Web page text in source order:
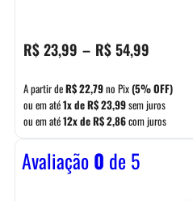
R$23,99 – R$54,99
preço:
R$ 23,99
através
A partir deR$22,79no Pix(5% OFF)
ou em até1x deR$23,99sem juros
ou em até12x deR$2,86com juros
Avaliação0 de 5